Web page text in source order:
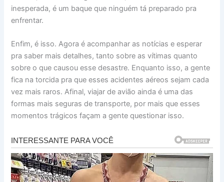
inesperada, é um baque que ninguém tá preparado pra
enfrentar.
Enfim, é isso. Agora é acompanhar as notícias e esperar
pra saber mais detalhes, tanto sobre as vítimas quanto
sobre o que causou esse desastre. Enquanto isso, a gente
fica na torcida pra que esses acidentes aéreos sejam cada
vez mais raros. Afinal, viajar de avião ainda é uma das
formas mais seguras de transporte, por mais que esses
momentos trágicos façam a gente questionar isso.